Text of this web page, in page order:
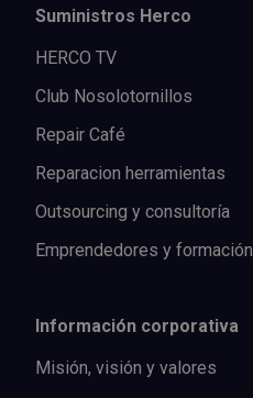
Suministros Herco
HERCO TV
Club Nosolotornillos
Repair Café
Reparacion herramientas
Outsourcing y consultoría
Emprendedores y formación
Información corporativa
Misión, visión y valores